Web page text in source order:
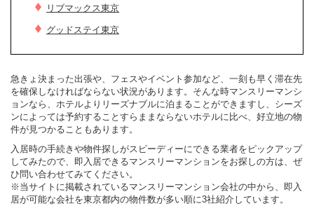
リブマックス東京
グッドステイ東京
急きょ決まった出張や、フェスやイベント参加など、一刻も早く滞在先
を確保しなければならない状況があります。そんな時マンスリーマンシ
ョンなら、ホテルよりリーズナブルに泊まることができますし、シーズ
ンによっては予約することすらままならないホテルに比べ、好立地の物
件が見つかることもあります。
入居時の手続きや物件探しがスピーディーにできる業者をピックアップ
してみたので、即入居できるマンスリーマンションをお探しの方は、ぜ
ひ問い合わせてみてください。
※当サイトに掲載されているマンスリーマンション会社の中から、即入
居が可能な会社を東京都内の物件数が多い順に3社紹介しています。